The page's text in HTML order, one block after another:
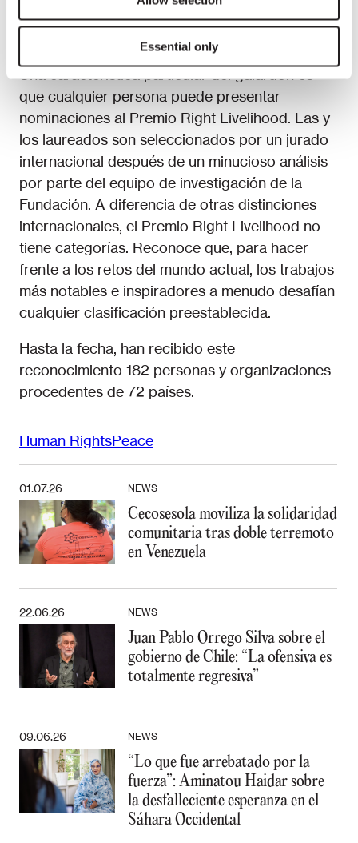
Essential only
Fundación tiene estatus consultivo especial ante
el Consejo Económico y Social de la ONU.
Una característica particular del galardón es
que cualquier persona puede presentar
nominaciones al Premio Right Livelihood. Las y
los laureados son seleccionados por un jurado
internacional después de un minucioso análisis
por parte del equipo de investigación de la
Fundación. A diferencia de otras distinciones
internacionales, el Premio Right Livelihood no
tiene categorías. Reconoce que, para hacer
frente a los retos del mundo actual, los trabajos
más notables e inspiradores a menudo desafían
cualquier clasificación preestablecida.
Hasta la fecha, han recibido este
reconocimiento 182 personas y organizaciones
procedentes de 72 países.
Human RightsPeace
01.07.26 NEWS
Cecosesola moviliza la solidaridad
comunitaria tras doble terremoto
en Venezuela
22.06.26 NEWS
Juan Pablo Orrego Silva sobre el
gobierno de Chile: “La ofensiva es
totalmente regresiva”
09.06.26 NEWS
“Lo que fue arrebatado por la
fuerza”: Aminatou Haidar sobre
la desfalleciente esperanza en el
Sáhara Occidental